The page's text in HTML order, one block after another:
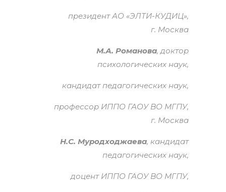
президент АО «ЭЛТИ-КУДИЦ»,
г. Москва
М.А. Романова, доктор
психологических наук,
кандидат педагогических наук,
профессор ИППО ГАОУ ВО МГПУ,
г. Москва
Н.С. Муродходжаева, кандидат
педагогических наук,
доцент ИППО ГАОУ ВО МГПУ,